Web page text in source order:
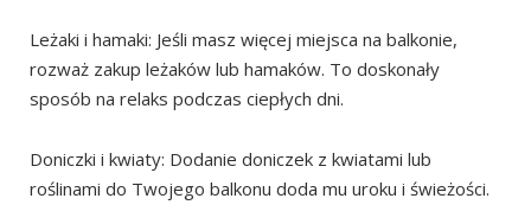
Leżaki i hamaki: Jeśli masz więcej miejsca na balkonie,
rozważ zakup leżaków lub hamaków. To doskonały
sposób na relaks podczas ciepłych dni.
Doniczki i kwiaty: Dodanie doniczek z kwiatami lub
roślinami do Twojego balkonu doda mu uroku i świeżości.